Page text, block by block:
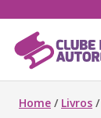
Home / Livros /